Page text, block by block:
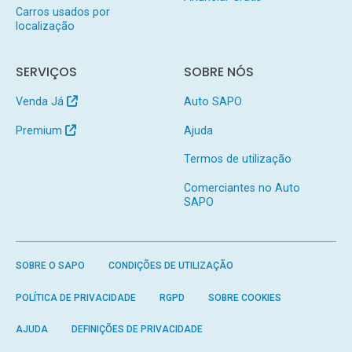
Carros usados por
localização
SERVIÇOS
Venda Já
Premium
SOBRE NÓS
Auto SAPO
Ajuda
Termos de utilização
Comerciantes no Auto
SAPO
SOBRE O SAPO CONDIÇÕES DE UTILIZAÇÃO
POLÍTICA DE PRIVACIDADE RGPD SOBRE COOKIES
AJUDA DEFINIÇÕES DE PRIVACIDADE